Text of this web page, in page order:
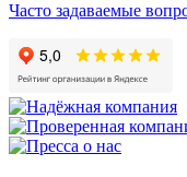
Часто задаваемые